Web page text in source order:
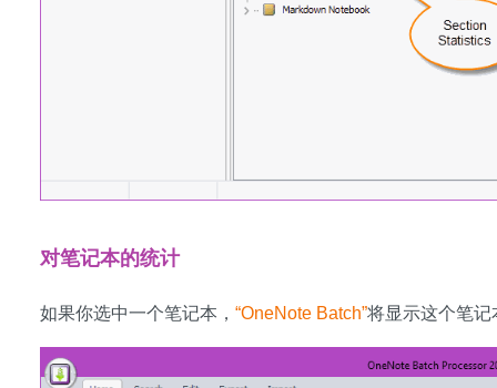
对笔记本的统计
如果你选中一个笔记本， “OneNote Batch”将显示这个笔记